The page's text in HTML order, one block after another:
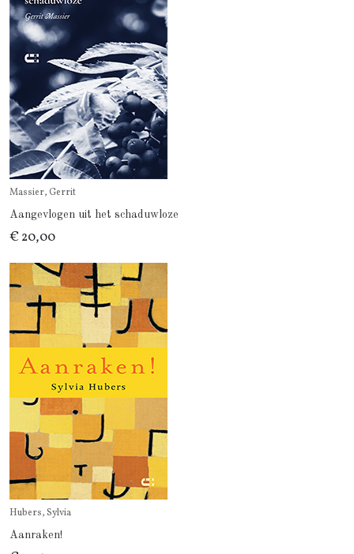
Massier, Gerrit
Aangevlogen uit het schaduwloze
€ 20,00
Hubers, Sylvia
Aanraken!